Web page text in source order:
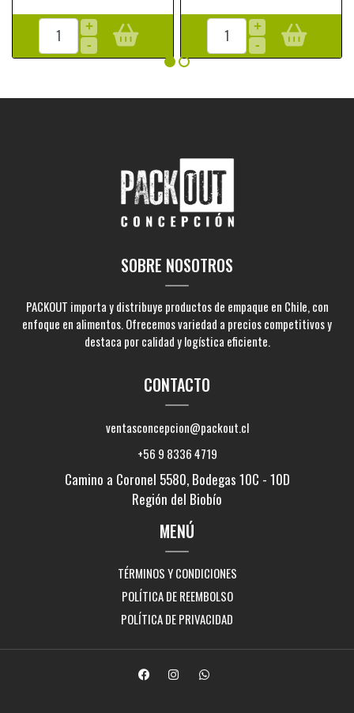
+
-
+
-
SOBRE NOSOTROS
PACKOUT importa y distribuye productos de empaque en Chile, con
enfoque en alimentos. Ofrecemos variedad a precios competitivos y
destaca por calidad y logística eficiente.
CONTACTO
ventasconcepcion@packout.cl
+56 9 8336 4719
Camino a Coronel 5580, Bodegas 10C - 10D
Región del Biobío
MENÚ
TÉRMINOS Y CONDICIONES
POLÍTICA DE REEMBOLSO
POLÍTICA DE PRIVACIDAD